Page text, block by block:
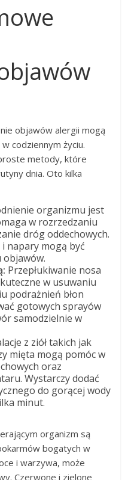
objawów alergii mogą
codziennym życiu.
metody, które
dnia. Oto kilka
organizmu jest
w rozrzedzaniu
dróg oddechowych.
napary mogą być
objawów.
Przepłukiwanie nosa
w usuwaniu
podrażnień błon
gotowych sprayów
samodzielnie w
z ziół takich jak
mięta mogą pomóc w
oraz
Wystarczy dodać
do gorącej wody
minut.
organizm są
bogatych w
i warzywa, może
Czerwone i zielone